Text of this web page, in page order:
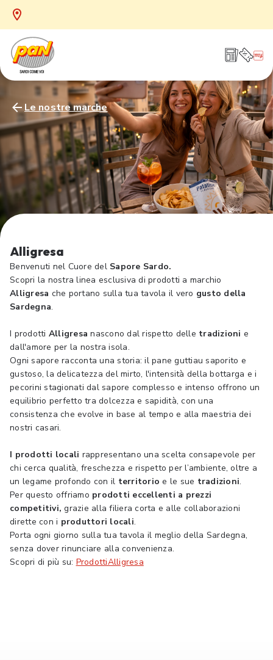
Le nostre marche
Alligresa
Benvenuti nel Cuore del Sapore Sardo.
Scopri la nostra linea esclusiva di prodotti a marchio
Alligresa che portano sulla tua tavola il vero gusto della
Sardegna.
I prodotti Alligresa nascono dal rispetto delle tradizioni e
dall'amore per la nostra isola.
Ogni sapore racconta una storia: il pane guttiau saporito e
gustoso, la delicatezza del mirto, l'intensità della bottarga e i
pecorini stagionati dal sapore complesso e intenso offrono un
equilibrio perfetto tra dolcezza e sapidità, con una
consistenza che evolve in base al tempo e alla maestria dei
nostri casari.
I prodotti locali rappresentano una scelta consapevole per
chi cerca qualità, freschezza e rispetto per l’ambiente, oltre a
un legame profondo con il territorio e le sue tradizioni.
Per questo offriamo prodotti eccellenti a prezzi
competitivi, grazie alla filiera corta e alle collaborazioni
dirette con i produttori locali.
Porta ogni giorno sulla tua tavola il meglio della Sardegna,
senza dover rinunciare alla convenienza.
Scopri di più su: ProdottiAlligresa